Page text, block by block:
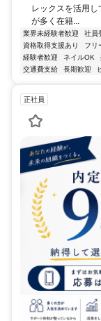
レックスを活用
が多く在籍...
業界未経験者歓迎 社員
資格取得支援あり
フリ
経験者歓迎
ネイルOK
交通費支給
長期歓迎
正社員